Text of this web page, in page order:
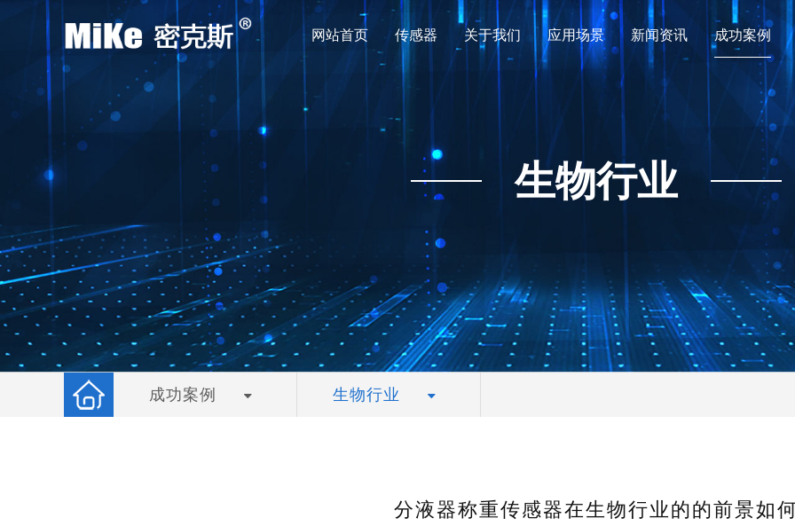
网站首页 传感器 关于我们 应用场景 新闻资讯 成功案例
生物行业
成功案例 生物行业
分液器称重传感器在生物行业的的前景如